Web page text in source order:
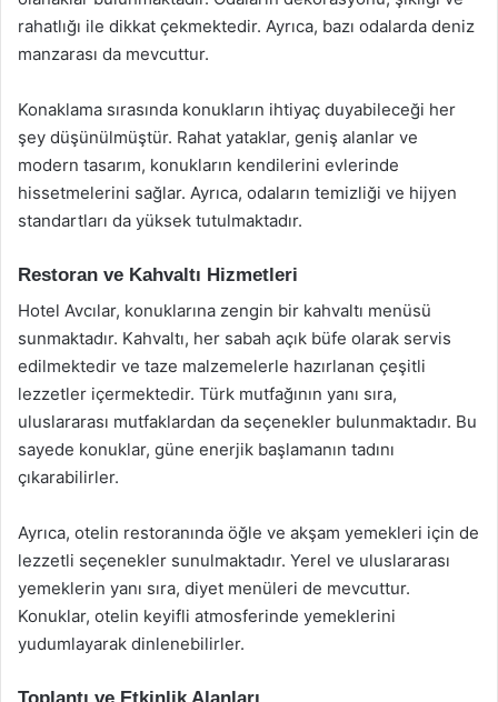
rahatlığı ile dikkat çekmektedir. Ayrıca, bazı odalarda deniz
manzarası da mevcuttur.
Konaklama sırasında konukların ihtiyaç duyabileceği her
şey düşünülmüştür. Rahat yataklar, geniş alanlar ve
modern tasarım, konukların kendilerini evlerinde
hissetmelerini sağlar. Ayrıca, odaların temizliği ve hijyen
standartları da yüksek tutulmaktadır.
Restoran ve Kahvaltı Hizmetleri
Hotel Avcılar, konuklarına zengin bir kahvaltı menüsü
sunmaktadır. Kahvaltı, her sabah açık büfe olarak servis
edilmektedir ve taze malzemelerle hazırlanan çeşitli
lezzetler içermektedir. Türk mutfağının yanı sıra,
uluslararası mutfaklardan da seçenekler bulunmaktadır. Bu
sayede konuklar, güne enerjik başlamanın tadını
çıkarabilirler.
Ayrıca, otelin restoranında öğle ve akşam yemekleri için de
lezzetli seçenekler sunulmaktadır. Yerel ve uluslararası
yemeklerin yanı sıra, diyet menüleri de mevcuttur.
Konuklar, otelin keyifli atmosferinde yemeklerini
yudumlayarak dinlenebilirler.